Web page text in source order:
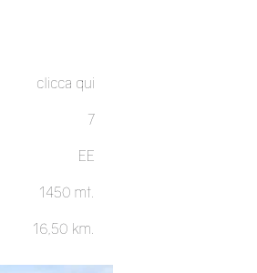
clicca qui
7
EE
1450 mt.
16,50 km.